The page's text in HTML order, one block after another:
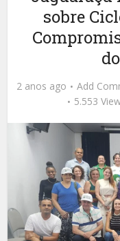
sobre
2 anos ago Add
5.553